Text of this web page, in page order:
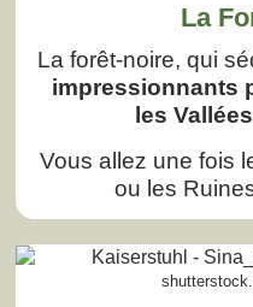
La
La forêt-noire, qui
impressionnants
les
Vous allez une fois
ou les